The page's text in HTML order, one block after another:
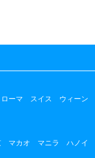
ローマ スイス ウィーン
マカオ マニラ ハノイ